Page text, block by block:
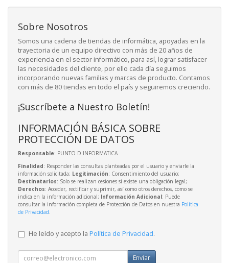
Sobre Nosotros
Somos una cadena de tiendas de informática, apoyadas en la
trayectoria de un equipo directivo con más de 20 años de
experiencia en el sector informático, para así, lograr satisfacer
las necesidades del cliente, por ello cada día seguimos
incorporando nuevas familias y marcas de producto. Contamos
con más de 80 tiendas en todo el país y seguiremos creciendo.
¡Suscríbete a Nuestro Boletín!
INFORMACIÓN BÁSICA SOBRE
PROTECCIÓN DE DATOS
Responsable: PUNTO D INFORMATICA
Finalidad: Responder las consultas planteadas por el usuario y enviarle la
información solicitada; Legitimación: Consentimiento del usuario;
Destinatarios: Solo se realizan cesiones si existe una obligación legal;
Derechos: Acceder, rectificar y suprimir, así como otros derechos, como se
indica en la información adicional; Información Adicional: Puede
consultar la información completa de Protección de Datos en nuestra Política
de Privacidad.
He leído y acepto la Política de Privacidad.
Enviar